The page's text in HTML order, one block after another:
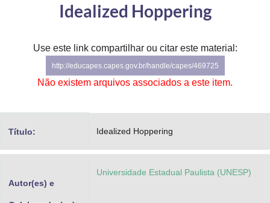
Controladoria-Geral da União
Advocacia-Geral da União
Idealized Hoppering
Use este link compartilhar ou citar este material:
http://educapes.capes.gov.br/handle/capes/469725
Não existem arquivos associados a este item.
Título: Idealized Hoppering
Autor(es) e
Universidade Estadual Paulista (UNESP)